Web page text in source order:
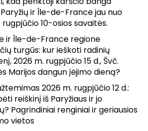
ir Île-de-France jau nuo
rugpjūčio 10-osios savaitės.
ir Île-de-France regione
turgūs: kur ieškoti radinių
2026 m. rugpjūčio 15 d., Švč.
Marijos dangun įėjimo dieną?
2026 m. rugpjūčio 12 d.:
reiškinį iš Paryžiaus ir jo
Pagrindiniai renginiai ir geriausios
vietos